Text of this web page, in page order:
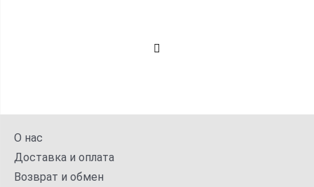
О нас
Доставка и оплата
Возврат и обмен